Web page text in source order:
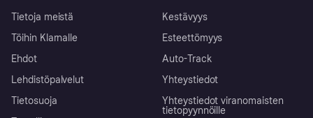
Tietoja meistä
Töihin Klarnalle
Ehdot
Lehdistöpalvelut
Tietosuoja
Kestävyys
Esteettömyys
Auto-Track
Yhteystiedot
Yhteystiedot viranomaisten
tietopyynnöille